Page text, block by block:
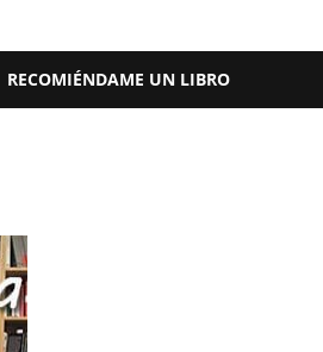
RECOMIÉNDAME UN LIBRO